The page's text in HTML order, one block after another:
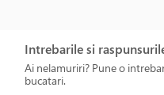
Intrebarile si
Ai nelamuriri? Pune o
bucatari.